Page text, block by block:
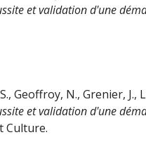
et validation d'une
Geoffroy, N., Grenier, J.,
et validation d'une
Culture.